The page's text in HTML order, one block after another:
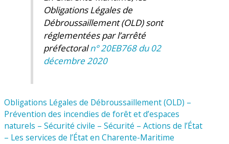
Obligations Légales de
Débroussaillement (OLD) sont
réglementées par l’arrêté
préfectoraln° 20EB768 du 02
décembre 2020
Obligations Légales de Débroussaillement (OLD) –
Prévention des incendies de forêt et d’espaces
naturels – Sécurité civile – Sécurité – Actions de l’État
– Les services de l’État en Charente-Maritime